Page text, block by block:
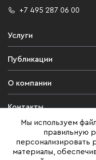
+7 495 287 06 00
Услуги
Публикации
О компании
Контакты
Юридическая
Мы используем
правильную
персонализировать
материалы,